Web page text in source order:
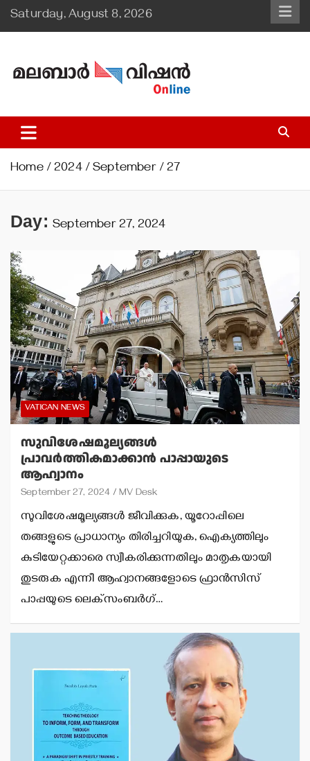
Skip
to
Saturday, August 8, 2026
Malabar Vision Online
Illuminating Diocesan News with Divine Clarity.
Home 2024 September 27
Day: September 27, 2024
VATICAN NEWS
സുവിശേഷമൂല്യങ്ങള്‍
പ്രാവര്‍ത്തികമാക്കാന്‍ പാപ്പായുടെ
ആഹ്വാനം
September 27, 2024 MV Desk
സുവിശേഷമൂല്യങ്ങള്‍ ജീവിക്കുക, യൂറോപ്പിലെ
തങ്ങളുടെ പ്രാധാന്യം തിരിച്ചറിയുക, ഐക്യത്തിലും
കുടിയേറ്റക്കാരെ സ്വീകരിക്കുന്നതിലും മാതൃകയായി
തുടരുക എന്നീ ആഹ്വാനങ്ങളോടെ ഫ്രാന്‍സിസ്
പാപ്പയുടെ ലെക്‌സംബര്‍ഗ്…